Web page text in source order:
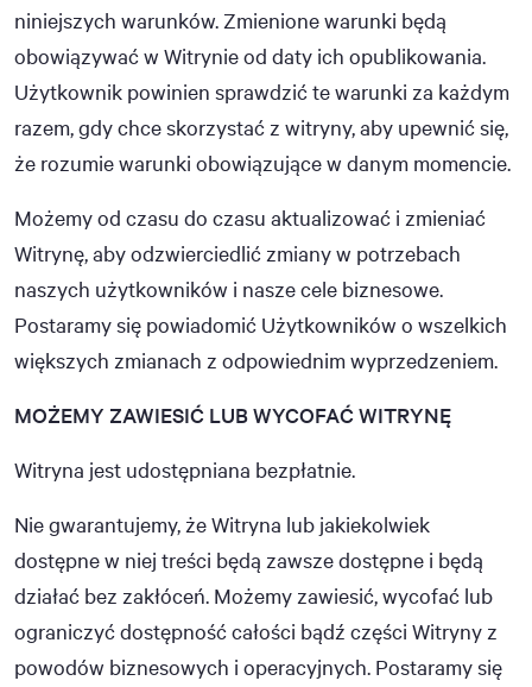
niniejszych warunków. Zmienione warunki będą
obowiązywać w Witrynie od daty ich opublikowania.
Użytkownik powinien sprawdzić te warunki za każdym
razem, gdy chce skorzystać z witryny, aby upewnić się,
że rozumie warunki obowiązujące w danym momencie.
Możemy od czasu do czasu aktualizować i zmieniać
Witrynę, aby odzwierciedlić zmiany w potrzebach
naszych użytkowników i nasze cele biznesowe.
Postaramy się powiadomić Użytkowników o wszelkich
większych zmianach z odpowiednim wyprzedzeniem.
MOŻEMY ZAWIESIĆ LUB WYCOFAĆ WITRYNĘ
Witryna jest udostępniana bezpłatnie.
Nie gwarantujemy, że Witryna lub jakiekolwiek
dostępne w niej treści będą zawsze dostępne i będą
działać bez zakłóceń. Możemy zawiesić, wycofać lub
ograniczyć dostępność całości bądź części Witryny z
powodów biznesowych i operacyjnych. Postaramy się